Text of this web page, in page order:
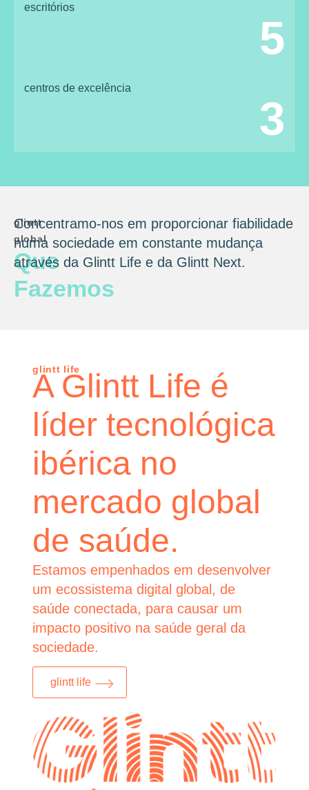
escritórios
5
centros de excelência
3
glintt
global
Que
Fazemos
Concentramo-nos em proporcionar fiabilidade
numa sociedade em constante mudança
através da Glintt Life e da Glintt Next.
glintt life
A Glintt Life é
líder tecnológica
ibérica no
mercado global
de saúde.
Estamos empenhados em desenvolver
um ecossistema digital global, de
saúde conectada, para causar um
impacto positivo na saúde geral da
sociedade.
glintt life